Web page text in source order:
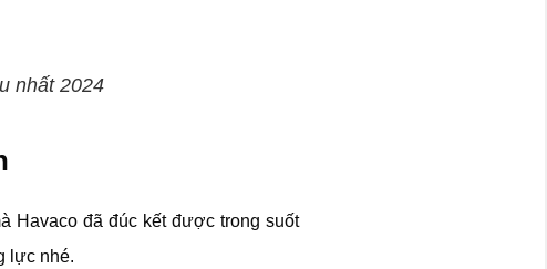
nhất 2024
Havaco đã đúc kết được trong suốt
lực nhé.